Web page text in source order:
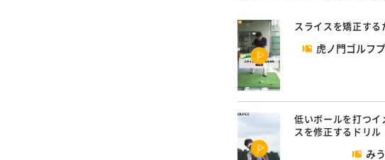
スライスを矯正する
虎ノ門ゴルフ
低いボールを打つイ
スを修正するドリル
み